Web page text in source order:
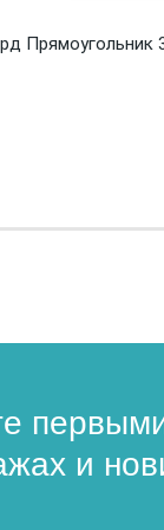
артборд
и